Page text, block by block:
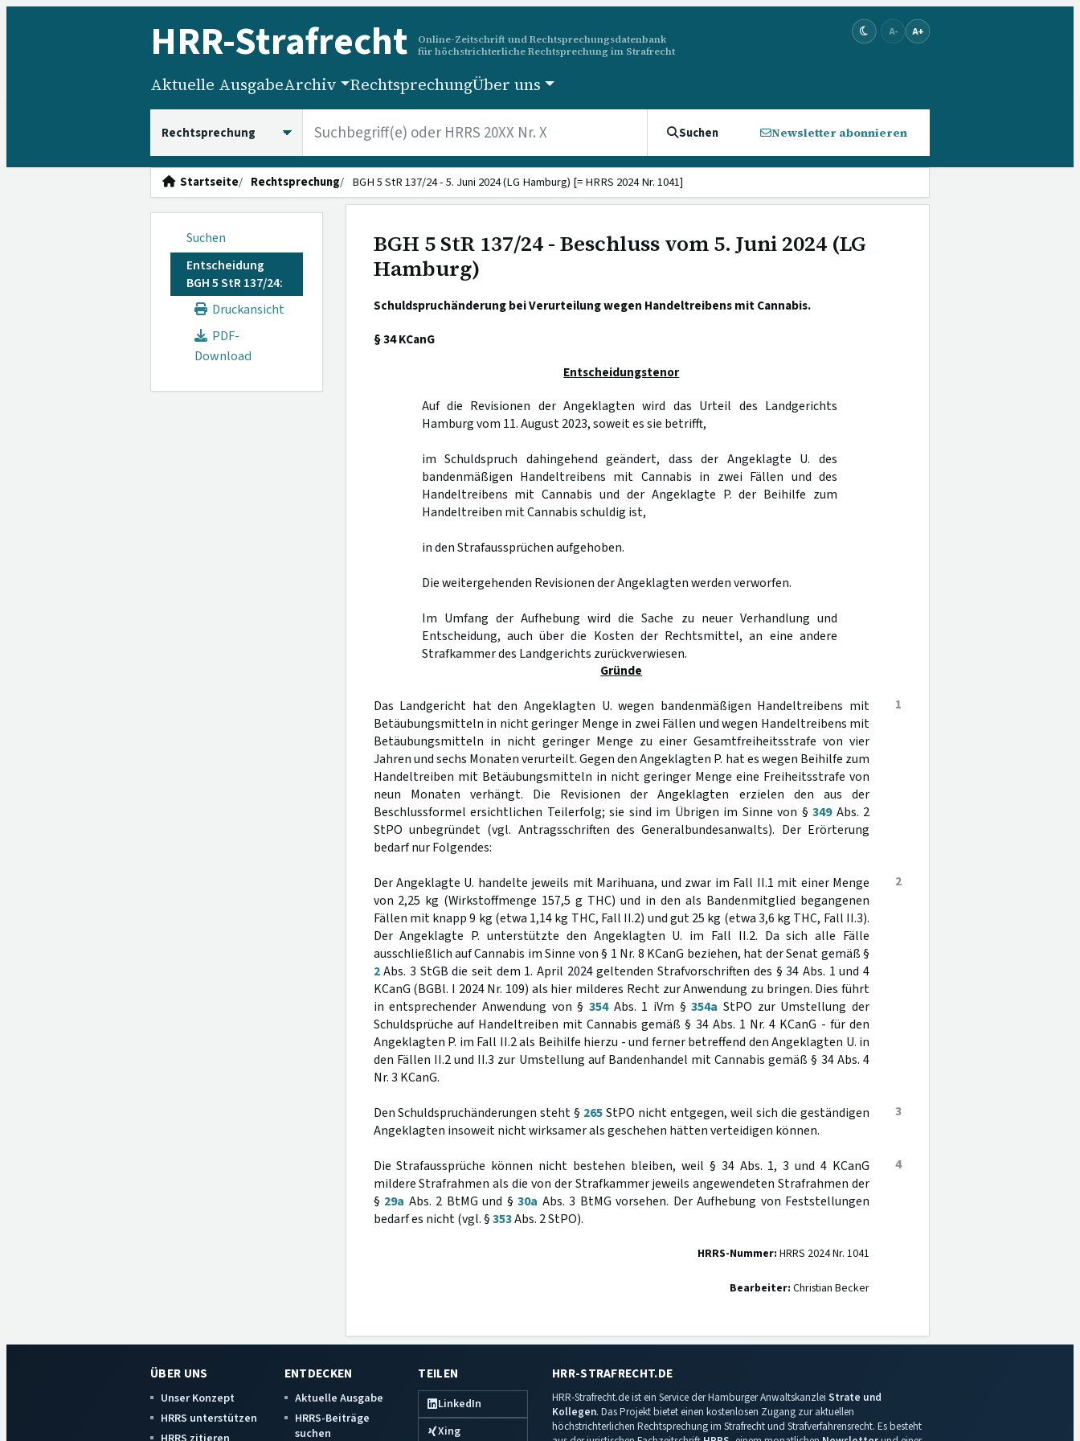
HRR-Strafrecht
Online-Zeitschrift und Rechtsprechungsdatenbank
für höchstrichterliche Rechtsprechung im Strafrecht
A- A+
Aktuelle AusgabeArchiv RechtsprechungÜber uns
Suchen Newsletter abonnieren
Startseite Rechtsprechung BGH 5 StR 137/24 - 5. Juni 2024 (LG Hamburg) [= HRRS 2024 Nr. 1041]
Suchen
Entscheidung
BGH 5 StR 137/24:
Druckansicht
PDF-
Download
BGH 5 StR 137/24 - Beschluss vom 5. Juni 2024 (LG
Hamburg)
Schuldspruchänderung bei Verurteilung wegen Handeltreibens mit Cannabis.
§ 34 KCanG
Entscheidungstenor
Auf die Revisionen der Angeklagten wird das Urteil des Landgerichts
Hamburg vom 11. August 2023, soweit es sie betrifft,
im Schuldspruch dahingehend geändert, dass der Angeklagte U. des
bandenmäßigen Handeltreibens mit Cannabis in zwei Fällen und des
Handeltreibens mit Cannabis und der Angeklagte P. der Beihilfe zum
Handeltreiben mit Cannabis schuldig ist,
in den Strafaussprüchen aufgehoben.
Die weitergehenden Revisionen der Angeklagten werden verworfen.
Im Umfang der Aufhebung wird die Sache zu neuer Verhandlung und
Entscheidung, auch über die Kosten der Rechtsmittel, an eine andere
Strafkammer des Landgerichts zurückverwiesen.
Gründe
1
Das Landgericht hat den Angeklagten U. wegen bandenmäßigen Handeltreibens mit
Betäubungsmitteln in nicht geringer Menge in zwei Fällen und wegen Handeltreibens mit
Betäubungsmitteln in nicht geringer Menge zu einer Gesamtfreiheitsstrafe von vier
Jahren und sechs Monaten verurteilt. Gegen den Angeklagten P. hat es wegen Beihilfe zum
Handeltreiben mit Betäubungsmitteln in nicht geringer Menge eine Freiheitsstrafe von
neun Monaten verhängt. Die Revisionen der Angeklagten erzielen den aus der
Beschlussformel ersichtlichen Teilerfolg; sie sind im Übrigen im Sinne von § 349Abs. 2
StPO unbegründet (vgl. Antragsschriften des Generalbundesanwalts). Der Erörterung
bedarf nur Folgendes:
2
Der Angeklagte U. handelte jeweils mit Marihuana, und zwar im Fall II.1 mit einer Menge
von 2,25 kg (Wirkstoffmenge 157,5 g THC) und in den als Bandenmitglied begangenen
Fällen mit knapp 9 kg (etwa 1,14 kg THC, Fall II.2) und gut 25 kg (etwa 3,6 kg THC, Fall II.3).
Der Angeklagte P. unterstützte den Angeklagten U. im Fall II.2. Da sich alle Fälle
ausschließlich auf Cannabis im Sinne von § 1 Nr. 8 KCanG beziehen, hat der Senat gemäß §
2Abs. 3 StGB die seit dem 1. April 2024 geltenden Strafvorschriften des § 34 Abs. 1 und 4
KCanG (BGBl. I 2024 Nr. 109) als hier milderes Recht zur Anwendung zu bringen. Dies führt
in entsprechender Anwendung von § 354Abs. 1 iVm §354a StPO zur Umstellung der
Schuldsprüche auf Handeltreiben mit Cannabis gemäß § 34 Abs. 1 Nr. 4 KCanG - für den
Angeklagten P. im Fall II.2 als Beihilfe hierzu - und ferner betreffend den Angeklagten U. in
den Fällen II.2 und II.3 zur Umstellung auf Bandenhandel mit Cannabis gemäß § 34 Abs. 4
Nr. 3 KCanG.
3
Den Schuldspruchänderungen steht § 265StPO nicht entgegen, weil sich die geständigen
Angeklagten insoweit nicht wirksamer als geschehen hätten verteidigen können.
4
Die Strafaussprüche können nicht bestehen bleiben, weil § 34 Abs. 1, 3 und 4 KCanG
mildere Strafrahmen als die von der Strafkammer jeweils angewendeten Strafrahmen der
§ 29a Abs. 2 BtMG und § 30a Abs. 3 BtMG vorsehen. Der Aufhebung von Feststellungen
bedarf es nicht (vgl. §353Abs. 2 StPO).
HRRS-Nummer: HRRS 2024 Nr. 1041
Bearbeiter: Christian Becker
ÜBER UNS
Unser Konzept
HRRS unterstützen
ENTDECKEN
Aktuelle Ausgabe
HRRS-Beiträge
suchen
TEILEN
LinkedIn
Xing
HRR-STRAFRECHT.DE
HRR-Strafrecht.de ist ein Service der Hamburger Anwaltskanzlei Strate und
Kollegen. Das Projekt bietet einen kostenlosen Zugang zur aktuellen
höchstrichterlichen Rechtsprechung im Strafrecht und Strafverfahrensrecht. Es besteht